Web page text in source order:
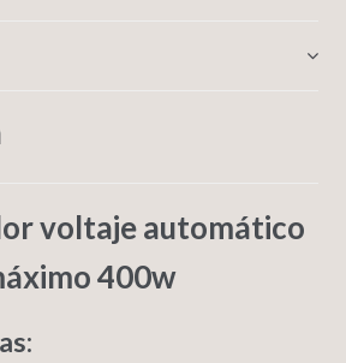
voltaje automático
400w